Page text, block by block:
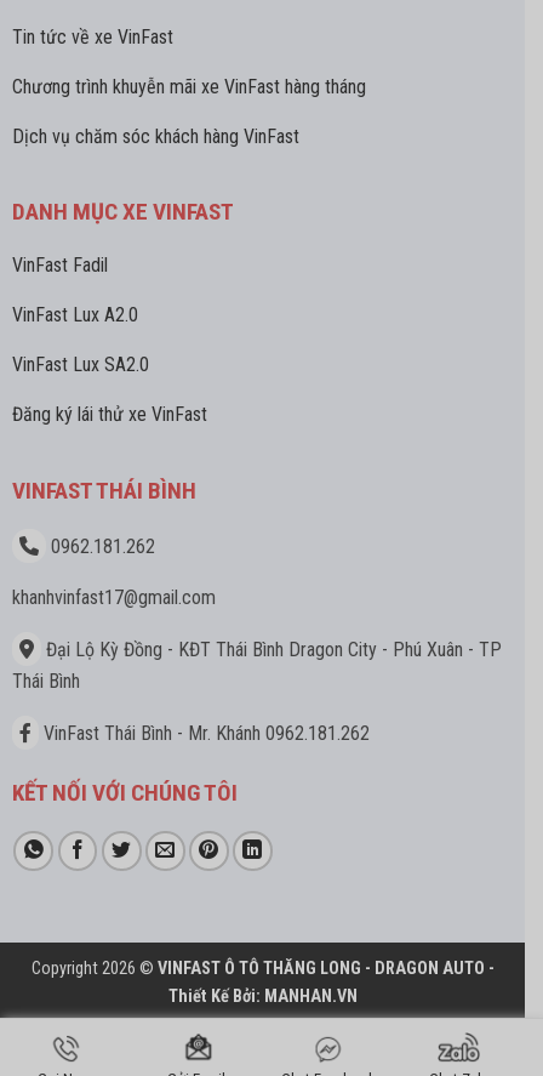
Tin tức về xe VinFast
Chương trình khuyễn mãi xe VinFast hàng tháng
Dịch vụ chăm sóc khách hàng VinFast
DANH MỤC XE VINFAST
VinFast Fadil
VinFast Lux A2.0
VinFast Lux SA2.0
Đăng ký lái thử xe VinFast
VINFAST THÁI BÌNH
0962.181.262
khanhvinfast17@gmail.com
Đại Lộ Kỳ Đồng - KĐT Thái Bình Dragon City - Phú Xuân - TP
Thái Bình
VinFast Thái Bình - Mr. Khánh 0962.181.262
KẾT NỐI VỚI CHÚNG TÔI
Copyright 2026 © VINFAST Ô TÔ THĂNG LONG - DRAGON AUTO -
Thiết Kế Bởi: MANHAN.VN